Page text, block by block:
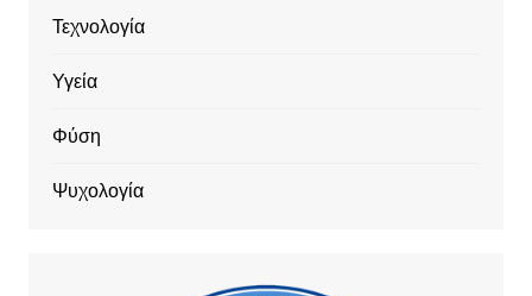
Τεχνολογία
Υγεία
Φύση
Ψυχολογία